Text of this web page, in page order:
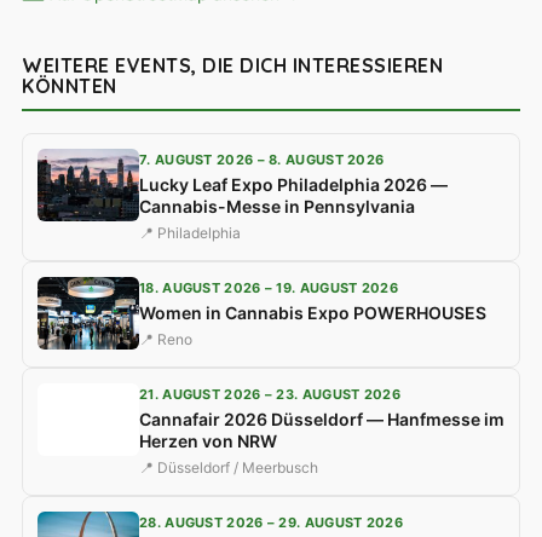
WEITERE EVENTS, DIE DICH INTERESSIEREN
KÖNNTEN
7. AUGUST 2026 – 8. AUGUST 2026
Lucky Leaf Expo Philadelphia 2026 —
Cannabis-Messe in Pennsylvania
📍 Philadelphia
18. AUGUST 2026 – 19. AUGUST 2026
Women in Cannabis Expo POWERHOUSES
📍 Reno
21. AUGUST 2026 – 23. AUGUST 2026
Cannafair 2026 Düsseldorf — Hanfmesse im
Herzen von NRW
📍 Düsseldorf / Meerbusch
28. AUGUST 2026 – 29. AUGUST 2026